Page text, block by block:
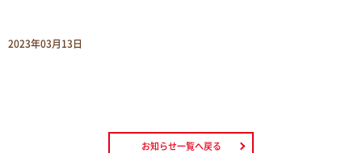
2023年03月13日
お知らせ一覧へ戻る